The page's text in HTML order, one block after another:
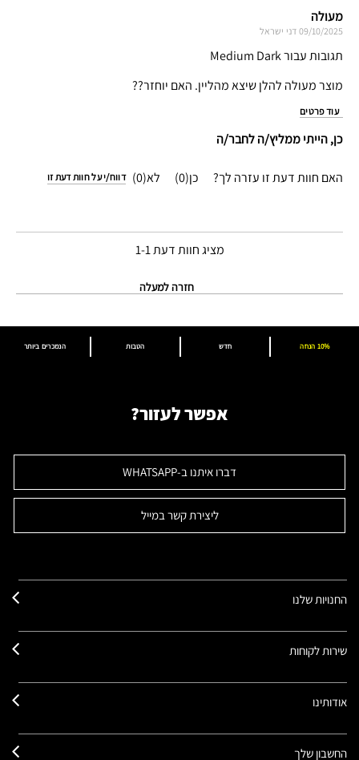
מעולה
09/10/2025 דני ישראל
תגובות עבור Medium Dark
מוצר מעולה להלן שיצא מהליין. האם יוחזר??
עוד פרטים
כן, הייתי ממליץ/ה לחבר/ה
האם חוות דעת זו עזרה לך? 0
0 דווח/י על חוות דעת זו
מציג חוות דעת1-1
חזרה למעלה
הנמכרים ביותר הטבות חדש 10% הנחה
אפשר לעזור?
דברו איתנו ב-WHATSAPP
ליצירת קשר במייל
החנויות שלנו
שירות לקוחות
אודותינו
החשבון שלך